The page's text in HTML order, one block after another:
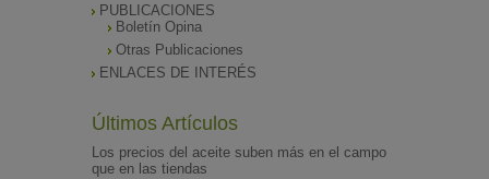
PUBLICACIONES
Boletín Opina
Otras Publicaciones
ENLACES DE INTERÉS
Últimos Artículos
Los precios del aceite suben más en el campo
que en las tiendas